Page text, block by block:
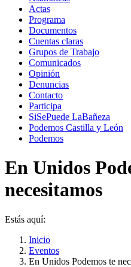
Actas
Programa
Documentos
Cuentas claras
Grupos de Trabajo
Comunicados
Opinión
Denuncias
Contacto
Participa
SiSePuede LaBañeza
Podemos Castilla y León
Podemos
En Unidos
necesitamos
Estás aquí:
Inicio
Eventos
En Unidos Podemos te